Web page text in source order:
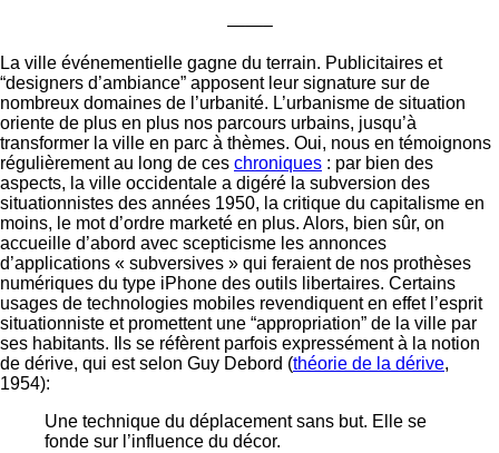
——–
La ville événementielle gagne du terrain. Publicitaires et
“designers d’ambiance” apposent leur signature sur de
nombreux domaines de l’urbanité. L’urbanisme de situation
oriente de plus en plus nos parcours urbains, jusqu’à
transformer la ville en parc à thèmes. Oui, nous en témoignons
régulièrement au long de ces chroniques : par bien des
aspects, la ville occidentale a digéré la subversion des
situationnistes des années 1950, la critique du capitalisme en
moins, le mot d’ordre marketé en plus. Alors, bien sûr, on
accueille d’abord avec scepticisme les annonces
d’applications « subversives » qui feraient de nos prothèses
numériques du type iPhone des outils libertaires. Certains
usages de technologies mobiles revendiquent en effet l’esprit
situationniste et promettent une “appropriation” de la ville par
ses habitants. Ils se réfèrent parfois expressément à la notion
de dérive, qui est selon Guy Debord (théorie de la dérive,
1954):
Une technique du déplacement sans but. Elle se
fonde sur l’influence du décor.